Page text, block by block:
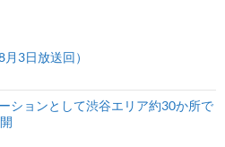
3日放送回）
ションとして渋谷エリア約30か所で